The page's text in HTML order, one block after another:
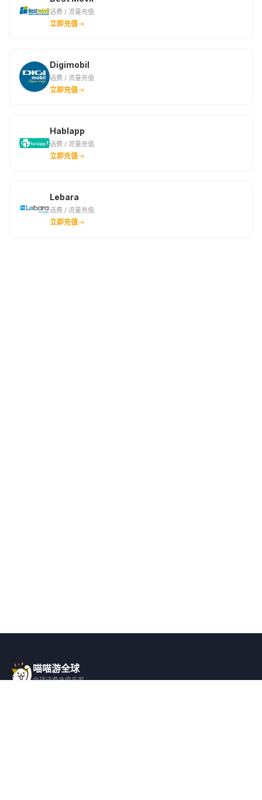
话费 / 流量充值
立即充值
Digimobil
话费 / 流量充值
立即充值
Hablapp
话费 / 流量充值
立即充值
Lebara
话费 / 流量充值
立即充值
喵喵游全球
全球话费充值专家